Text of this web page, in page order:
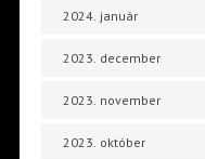
2024. január
2023. december
2023. november
2023. október